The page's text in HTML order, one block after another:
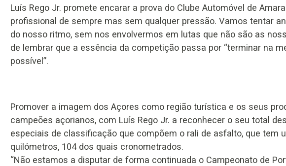
Luís Rego Jr. promete encarar a prova do Clube Automóvel de
profissional de sempre mas sem qualquer pressão. Vamos tentar
do nosso ritmo, sem nos envolvermos em lutas que não são as
de lembrar que a essência da competição passa por “terminar na
possível”.
Promover a imagem dos Açores como região turística e os seus
campeões açorianos, com Luís Rego Jr. a reconhecer o seu total
especiais de classificação que compõem o rali de asfalto, que tem
quilómetros, 104 dos quais cronometrados.
“Não estamos a disputar de forma continuada o Campeonato de